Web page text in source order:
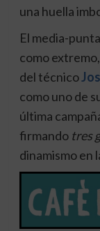
una huella
El media-
como
del técnico
como uno de
última
firmando tres
dinamismo en